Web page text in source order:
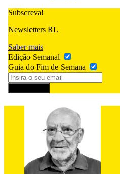
Subscreva!
Newsletters RL
Saber mais
Edição Semanal
Guia do Fim de Semana